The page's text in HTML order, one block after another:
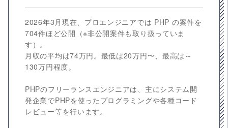
2026年3月現在、プロエンジニアでは PHP の案件を
704件ほど公開（※非公開案件も取り扱っていま
す）。
月収の平均は74万円。最低は20万円〜、最高は～
130万円程度。
PHPのフリーランスエンジニアは、主にシステム開
発企業でPHPを使ったプログラミングや各種コード
レビュー等を行います。